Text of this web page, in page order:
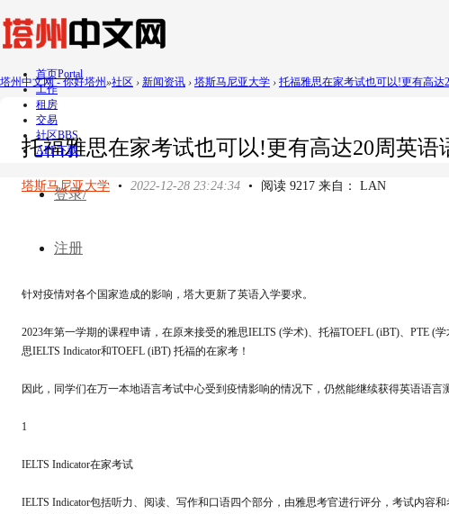
首页Portal
工作
租房
交易
社区BBS
APP下载
登录/
注册
塔州中文网 - 你好塔州»社区 › 新闻资讯 › 塔斯马尼亚大学 › 托福雅思在家考试也可以!更有高达
托福雅思在家考试也可以!更有高达20周英语
塔斯马尼亚大学 • 2022-12-28 23:24:34 • 阅读 9217 来自： LAN
针对疫情对各个国家造成的影响，塔大更新了英语入学要求。
2023年第一学期的课程申请，在原来接受的雅思IELTS (学术)、托福TOEFL (iBT)、PTE (
思IELTS Indicator和TOEFL (iBT) 托福的在家考！
因此，同学们在万一本地语言考试中心受到疫情影响的情况下，仍然能继续获得英语语言
1
IELTS Indicator在家考试
IELTS Indicator包括听力、阅读、写作和口语四个部分，由雅思考官进行评分，考试内容